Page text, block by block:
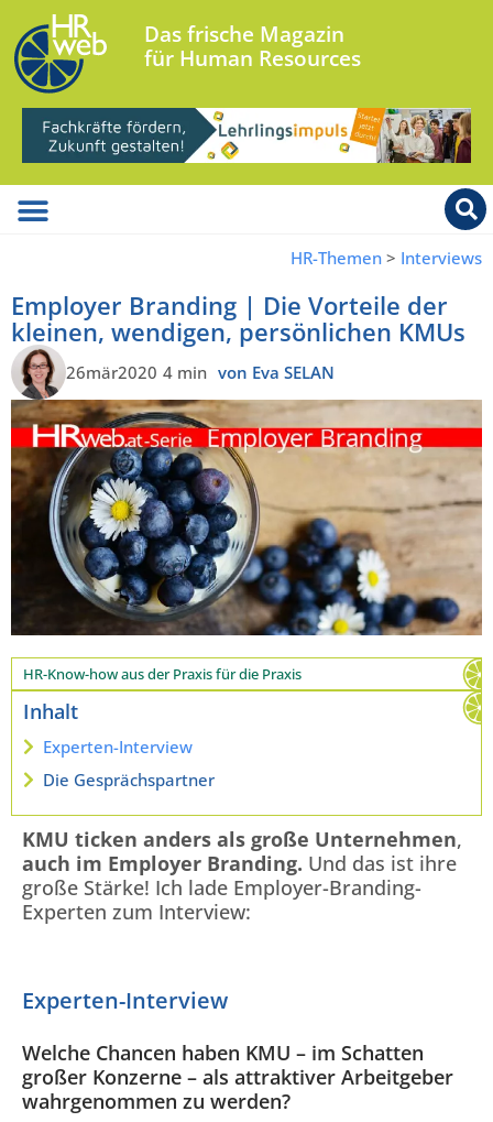
Das frische Magazin
für Human Resources
HR-Themen > Interviews
Employer Branding | Die Vorteile der
kleinen, wendigen, persönlichen KMUs
26mär2020 4 min von Eva SELAN
HR-Know-how aus der Praxis für die Praxis
Inhalt
Experten-Interview
Die Gesprächspartner
KMU ticken anders als große Unternehmen,
auch im Employer Branding. Und das ist ihre
große Stärke! Ich lade Employer-Branding-
Experten zum Interview:
Experten-Interview
Welche Chancen haben KMU – im Schatten
großer Konzerne – als attraktiver Arbeitgeber
wahrgenommen zu werden?